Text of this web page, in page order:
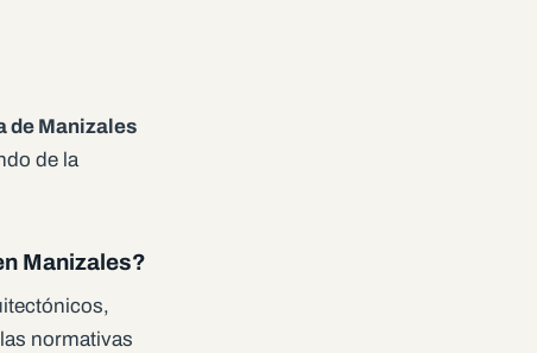
de Manizales
de la
Manizales?
normativas